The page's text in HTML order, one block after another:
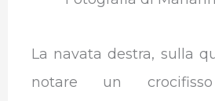
La navata destra, sulla
notare un